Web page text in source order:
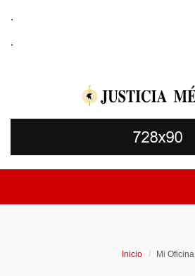
.
.
Inicio Mi Oficina